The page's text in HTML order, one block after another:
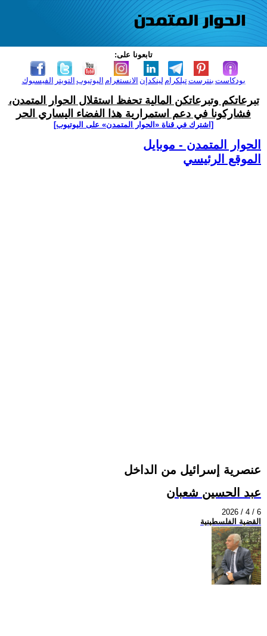
تابعونا على:
الفيسبوك التويتر اليوتيوب الانستغرام لينكدإن تيلكرامبنترست بودكاست
تبرعاتكم وتبرعاتكن المالية تحفظ استقلال الحوار المتمدن،
فشاركونا في دعم استمرارية هذا الفضاء اليساري الحر
[اشترك في قناة ‫«الحوار المتمدن» على اليوتيوب]
الحوار المتمدن - موبايل
الموقع الرئيسي
عنصرية إسرائيل من الداخل
عبد الحسين شعبان
2026 / 4 / 6
القضية الفلسطينية